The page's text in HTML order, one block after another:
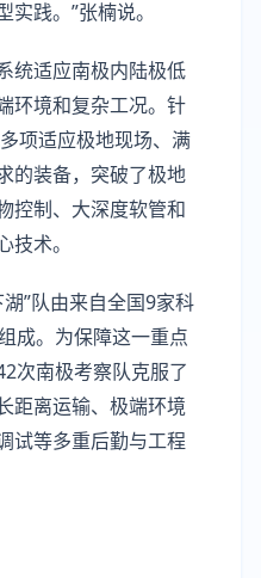
践。”张楠说。
统适应南极内陆极低
环境和复杂工况。针
项适应极地现场、满
的装备，突破了极地
控制、大深度软管和
术。
”队由来自全国9家科
成。为保障这一重点
次南极考察队克服了
距离运输、极端环境
试等多重后勤与工程